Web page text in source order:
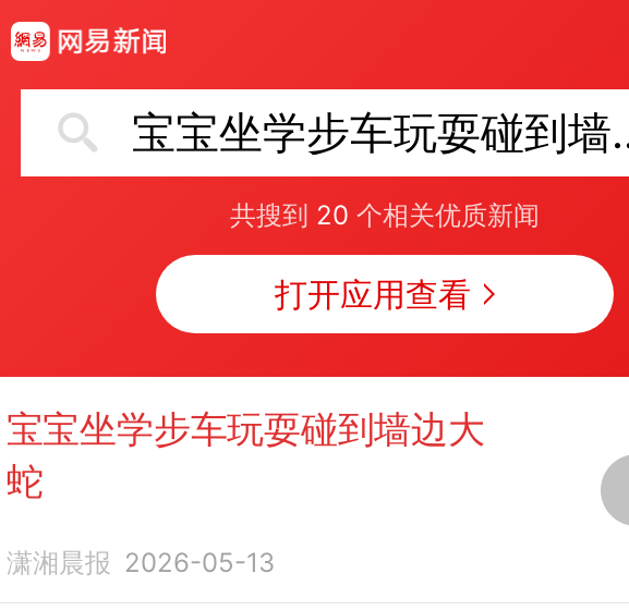
宝宝坐
共搜到 20 个相关优质新闻
打开应用查看
宝宝坐学步车玩耍碰到墙边大
蛇
潇湘晨报 2026-05-13